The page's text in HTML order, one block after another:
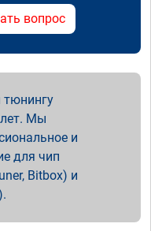
вопрос
тюнингу
Мы
и
для чип
Bitbox) и